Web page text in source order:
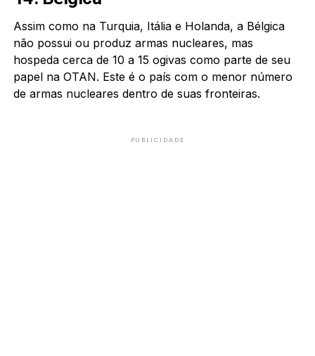
Assim como na Turquia, Itália e Holanda, a Bélgica
não possui ou produz armas nucleares, mas
hospeda cerca de 10 a 15 ogivas como parte de seu
papel na OTAN. Este é o país com o menor número
de armas nucleares dentro de suas fronteiras.
PUBLICIDADE